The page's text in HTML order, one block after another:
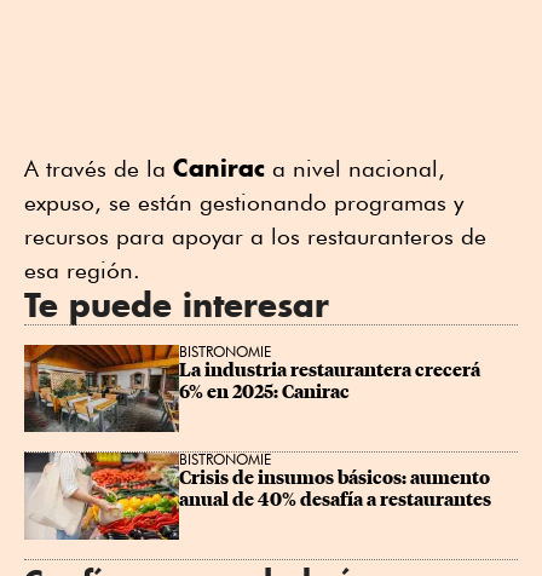
A través de la Canirac a nivel nacional,
expuso, se están gestionando programas y
recursos para apoyar a los restauranteros de
esa región.
Te puede interesar
BISTRONOMIE
La industria restaurantera crecerá
6% en 2025: Canirac
BISTRONOMIE
Crisis de insumos básicos: aumento
anual de 40% desafía a restaurantes